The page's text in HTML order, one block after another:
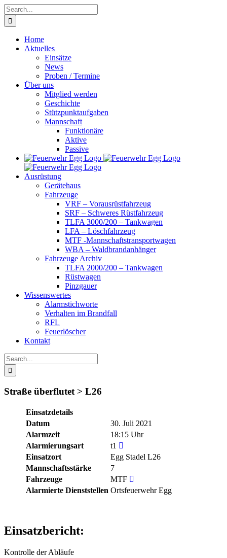
Skip
to
content
Search
for:
Home
Aktuelles
Einsätze
News
Proben / Termine
Über uns
Mitglied werden
Geschichte
Stützpunktaufgaben
Mannschaft
Funktionäre
Aktive
Passive
Ausrüstung
Gerätehaus
Fahrzeuge
VRF – Vorausrüstfahrzeug
SRF – Schweres Rüstfahrzeug
TLFA 3000/200 – Tankwagen
LFA – Löschfahrzeug
MTF -Mannschaftstransportwagen
WBA – Waldbrandanhänger
Fahrzeuge Archiv
TLFA 2000/200 – Tankwagen
Rüstwagen
Pinzgauer
Wissenswertes
Alarmstichworte
Verhalten im Brandfall
RFL
Feuerlöscher
Kontakt
Search
for:
Straße überflutet > L26
Einsatzdetails
Datum
30. Juli 2021
Alarmzeit
18:15 Uhr
Alarmierungsart
t1
Einsatzort
Egg Stadel L26
Mannschaftsstärke
7
Fahrzeuge
MTF
Alarmierte Dienststellen Ortsfeuerwehr Egg
Einsatzbericht:
Kontrolle der Abläufe